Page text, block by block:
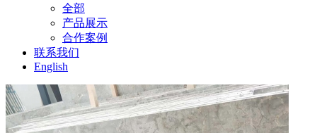
全部
产品展示
合作案例
联系我们
English